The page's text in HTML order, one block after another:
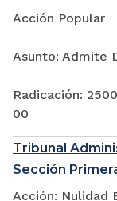
Acción Popular
Asunto: Admite
Radicación:
00
Tribunal
Sección
Acción: Nulidad